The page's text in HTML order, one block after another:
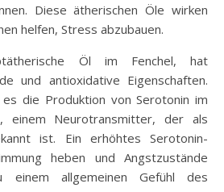
Diese ätherischen Öle wirken
helfen, Stress abzubauen.
Öl im Fenchel, hat
und antioxidative Eigenschaften.
die Produktion von Serotonin im
einem Neurotransmitter, der als
ist. Ein erhöhtes Serotonin-
heben und Angstzustände
einem allgemeinen Gefühl des